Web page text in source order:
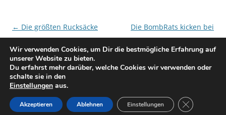
Beitragsnavigation
← Die größten Rucksäcke
sind die billigsten in Tarkov!
Die BombRats kicken bei
Cheater-Verdacht→
Datenschutzerklärung Stolz präsentiert von WordPress
Wir verwenden Cookies, um Dir die bestmögliche Erfahrung auf
unserer Website zu bieten.
Du erfahrst mehr darüber, welche Cookies wir verwenden oder
schalte sie in den
Einstellungen aus.
Akzeptieren Ablehnen Einstellungen GDPR